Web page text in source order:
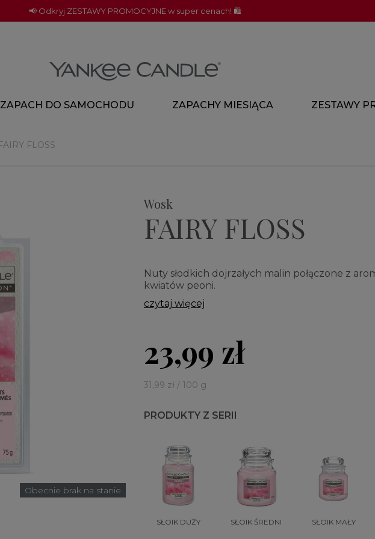
📢 Odkryj ZESTAWY PROMOCYJNE w super cenach! 🛍️
ZAPACH DO SAMOCHODU ZAPACHY MIESIĄCA ZESTAWY
FLOSS
Obecnie brak na stanie
Wosk
FAIRY FLOSS
Nuty słodkich dojrzałych malin połączone z
kwiatów peoni.
czytaj więcej
23,99 zł
31,99 zł / 100 g
PRODUKTY Z SERII
SŁOIK DUŻY SŁOIK ŚREDNI SŁOIK MAŁY